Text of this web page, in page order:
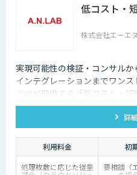
低コスト・
株式会社エーエ
実現可能性の検証・コンサル
インテグレーションまでワン
ラボが提供する「低コスト・
のニーズにピッタリ合った画
200件以上の実績。無料トライ
心してお任せください！
詳
利用料金 初
処理枚数に応じた従量
要相談（